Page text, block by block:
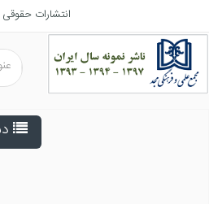
انتشارات